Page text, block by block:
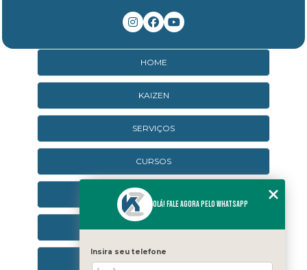
HOME
KAIZEN
SERVIÇOS
CURSOS
CURSOS ONLINE
AGENDA
CONTATO
Olá! Fale agora pelo WhatsApp
Insira seu telefone